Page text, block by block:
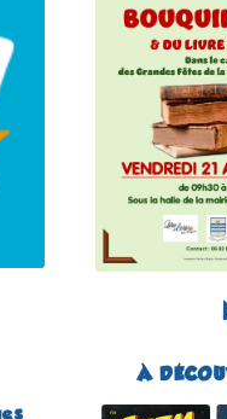
LE
(Dordogne
le 21
Plus
À